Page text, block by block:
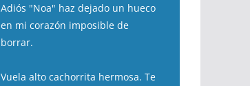
Adiós "Noa" haz dejado un hueco
en mi corazón imposible de
borrar.
Vuela alto cachorrita hermosa. Te